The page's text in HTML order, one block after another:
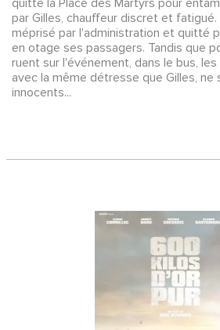
quitte la Place des Martyrs pour
par Gilles, chauffeur discret et fatigué.
méprisé par l'administration et quitté
en otage ses passagers. Tandis que
ruent sur l'événement, dans le bus,
avec la même détresse que Gilles,
innocents...